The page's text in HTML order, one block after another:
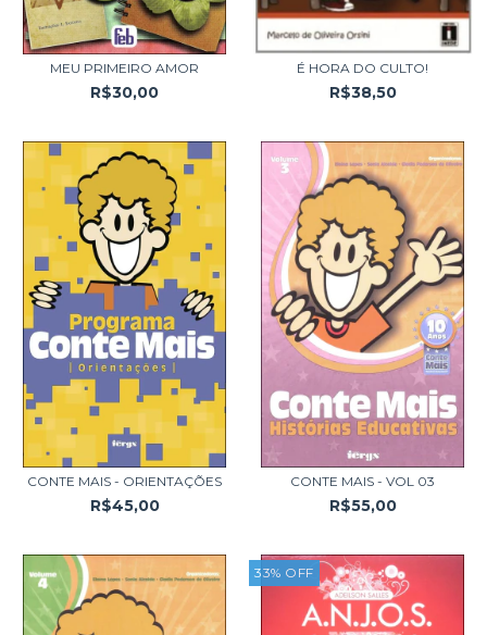
MEU PRIMEIRO AMOR
R$30,00
É HORA DO CULTO!
R$38,50
CONTE MAIS - ORIENTAÇÕES
R$45,00
CONTE MAIS - VOL 03
R$55,00
33% OFF